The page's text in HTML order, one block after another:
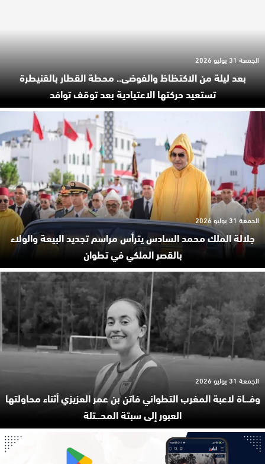
بعد ليلة من الاكتظاظ والفوضى.. محطة القطار بالقنيطرة
تستعيد حركتها الاعتيادية بعد توقف توافد
الجمعة 31 يوليو 2026
جلالة الملك محمد السادس يترأس مراسم تجديد البيعة والولاء
بالقصر الملكي في تطوان
الجمعة 31 يوليو 2026
وفـ.ـاة لاعبة المغرب التطواني فاتن بن عمر العزيزي أثناء محاولتها
العبور إلى سبتة المحـ.ـتلة
الجمعة 31 يوليو 2026